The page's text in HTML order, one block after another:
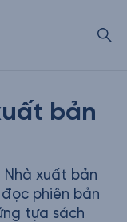
bản
Nhà xuất bản
phiên bản
tựa sách